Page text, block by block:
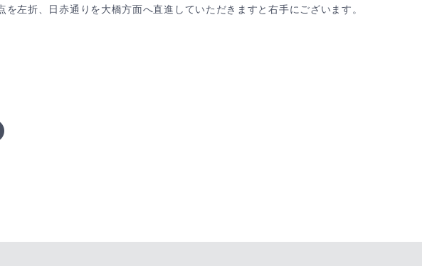
左折、日赤通りを大橋方面へ直進していただきますと右手にございます。